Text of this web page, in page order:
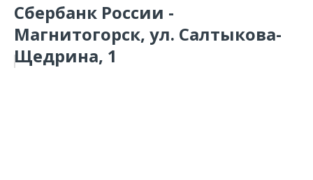
Сбербанк России -
Магнитогорск, ул. Салтыкова-
Щедрина, 1